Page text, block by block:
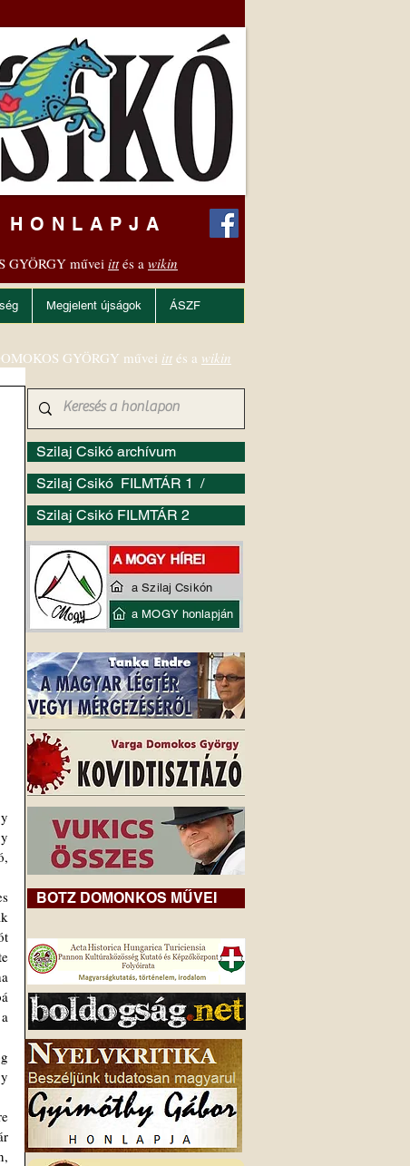
GYÖRGY művei ittés a wikin
Megjelent újságok ÁSZF
Szilaj Csikó archívum
Szilaj Csikó FILMTÁR 1 /
Szilaj Csikó FILMTÁR 2
GYÖRGY művei itt és a wikin
BOTZ DOMONKOS MŰVEI
a Szilaj Csikón
a MOGY honlapján